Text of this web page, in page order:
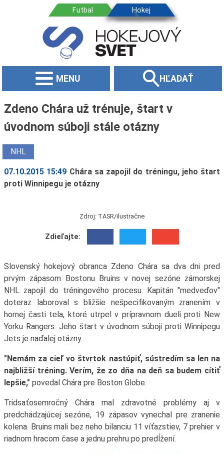
MENU HĽADAŤ
Zdeno Chára už trénuje, štart v
úvodnom súboji stále otázny
NHL
07.10.2015 15:49 Chára sa zapojil do tréningu, jeho štart
proti Winnipegu je otázny
Zdroj: TASR/ilustračne
Zdieľajte:
Slovenský hokejový obranca Zdeno Chára sa dva dni pred
prvým zápasom Bostonu Bruins v novej sezóne zámorskej
NHL zapojil do tréningového procesu. Kapitán "medveďov"
doteraz laboroval s bližšie nešpecifikovaným zranením v
hornej časti tela, ktoré utrpel v prípravnom dueli proti New
Yorku Rangers. Jeho štart v úvodnom súboji proti Winnipegu
Jets je naďalej otázny.
"Nemám za cieľ vo štvrtok nastúpiť, sústredím sa len na
najbližší tréning. Verím, že zo dňa na deň sa budem cítiť
lepšie," povedal Chára pre Boston Globe.
Tridsaťosemročný Chára mal zdravotné problémy aj v
predchádzajúcej sezóne, 19 zápasov vynechal pre zranenie
kolena. Bruins mali bez neho bilanciu 11 víťazstiev, 7 prehier v
riadnom hracom čase a jednu prehru po predĺžení.